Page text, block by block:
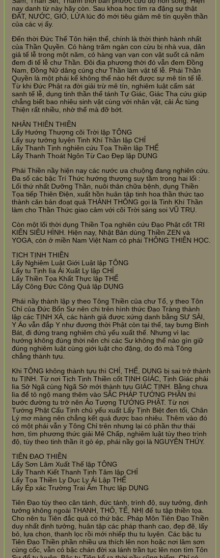
nay danh từ này hãy còn. Sau khoa học tìm ra đặng sự thật
ĐẤT, NƯỚC, GIÓ, LỬA lúc đó mới tiêu giảm mê tín quyền thần
của các vị ấy.
Đến thời Đức Thế Tôn hiện thể, chính là thời thịnh hành nhất
của Thần Quyền. Có hàng trăm ngàn con cừu bị nhà vua, dân
giả tế lễ trong một năm, có hàng vạn vạn con vật suốt cả năm
đem đi tế lễ chư Thần. Đôi địa phương thời đó vẫn đem Đồng
Nam, Đồng Nữ dâng cúng chư Thần làm vật tế lễ. Phái Thần
Quyền là một phái kể không thể nào hết được sự mê tín tế lễ.
Từ khi Đức Phật ra đời giải trừ mê tín, nghiêm luật cấm sát
sanh tế lễ, dụng tinh thần thể tánh Tự Giác, Giác Tha cứu giúp
chẳng biết bao nhiêu sinh vật cùng với nhân vật, cải Ác tùng
Thiện rất nhiều, nhờ thế mà đỡ bớt.
NHÂN THIÊN THIỀN
Lấy Hướng Thượng cõi Trời lập TÔNG
Lấy suy tưởng luyện Tinh Khí Thần lập CHỈ
Lấy Thanh Tịnh nghiên cứu Tọa Thiền lập THỂ
Lấy Thanh Thoát Ngôn Từ Cao Đẹp lập DỤNG
Phái Thiền nầy hiện nay các nước ưa chuộng đang nghiên cứu.
Đa số các bậc Trí Thức hướng thượng suy tầm trong hai lối :
Lối thứ nhất Dưỡng Thần, nuôi thân chữa bệnh, dụng Thiền
Tọa tiếp Thiên Điện, xuất hồn huân tập tinh hoa thần thức tạo
thành căn bản đoạt quả THÁNH THÔNG gọi là Tinh Khí Thần
làm cho Thần Thức giao cảm với cõi Trời sáng soi VŨ TRỤ.
Còn một lối thời dụng Thiền Tọa nghiên cứu Đạo Phật cốt TRI
KIẾN SIÊU HÌNH. Hiện nay, Nhật Bản dùng Thiền ZEN và
YOGA, còn ở miền Nam Việt Nam có phái THÔNG THIÊN HỌC.
TỊCH TỊNH THIỀN
Lấy Nghiêm Luật Giới Luật lập TÔNG
Lấy tu Tịnh lìa Ái Xuất Ly lập CHỈ
Lấy Thiền Tọa Khất Thực lập THỂ
Lấy Công Đức Công Quả lập DỤNG
Phái nầy thành lập y theo Tông Thiền của chư Tổ, y theo Tôn
Chỉ của Đức Bổn Sư nên chi trên hình thức Đạo Tràng thành
lập các TỊNH XÁ, các hành giả được xứng danh bằng SƯ SẢI,
Y Áo vẫn đắp Y như đương thời Phật còn tại thế, tay bưng Bình
Bát, đi đứng trang nghiêm chủ yếu xuất thế. Nhưng vì lạc
hướng không đúng thời nên chi các Sư không thể nào gìn giữ
đúng nghiêm luật cùng giới luật cho đặng, do đó mà Tông
chẳng thành tựu.
Khi TÔNG không thành tựu thì CHỈ, THỂ, DỤNG bị sai trở thành
tu TỊNH. Từ nơi Tịch Tịnh Thiền cốt TỊNH GIÁC, Tịnh Giác phải
lìa Sở Ngã cùng Ngã Sở mới thành tựu GIÁC TỊNH. Bằng chưa
lìa để tỏ ngộ mang thêm vào SẮC PHÁP TƯỚNG PHẦN thì
bước đường tu trở nên Ảo Tượng TƯỚNG PHẬT. Từ nơi
Tướng Phật Cấu Tịnh chủ yếu xuất Lấy Tịnh Biệt đen tối, Chân
Lý mơ màng nên chẳng kết quả được bao nhiêu. Thêm vào đó
có một phái vẫn y Tông Chỉ trên nhưng lại có phần thư thái
hơn, tìm phương thức giải Mê Chấp, nghiêm luật tùy theo trình
độ, tùy theo tinh thần ít gò ép, phái nầy gọi là NGUYÊN THỦY.
TIÊN ĐẠO THIỀN
Lấy Sơn Lâm Xuất Thế lập TÔNG
Lấy Thanh Kiết Thanh Tịnh Tâm lập CHỈ
Lấy Tọa Thiền Ly Dục Ly Ái Lập THỂ
Lấy Ép xác Trường Trai Ẩm Thực lập DỤNG
Tiên Đạo tùy theo căn tánh, đức tánh, trình độ, suy tưởng, định
tưởng không ngoài THANH, THÔ, TẾ, NHỊ để tu tập thiền tọa.
Cho nên tu Tiên đắc quả có thứ bậc. Pháp Môn Tiên Đạo Thiền
duy nhất định tưởng, huân tập các pháp thanh cao, đẹp đẽ, lấy
bỏ, lựa chọn, thanh lọc rồi mới nhiếp thu tu luyện. Các bậc tu
Tiên Đạo Thiền phần nhiều ưa thích lên non hoặc nơi lâm sơn
cùng cốc, vẫn có bậc chán đời xa lánh trần tục lên non tìm Tôn